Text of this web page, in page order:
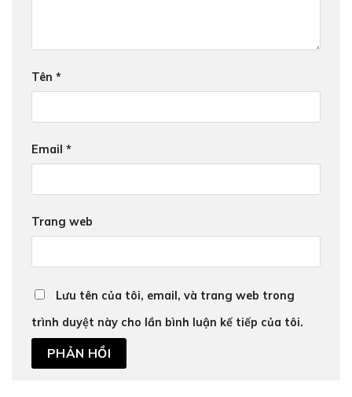
Tên *
Email *
Trang web
Lưu tên của tôi, email, và trang web trong
trình duyệt này cho lần bình luận kế tiếp của tôi.